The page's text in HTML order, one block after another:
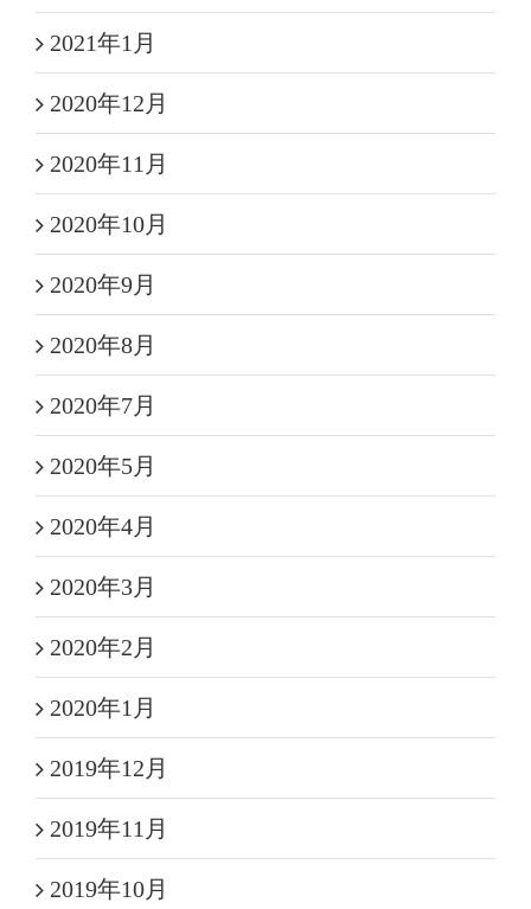
2021年1月
2020年12月
2020年11月
2020年10月
2020年9月
2020年8月
2020年7月
2020年5月
2020年4月
2020年3月
2020年2月
2020年1月
2019年12月
2019年11月
2019年10月